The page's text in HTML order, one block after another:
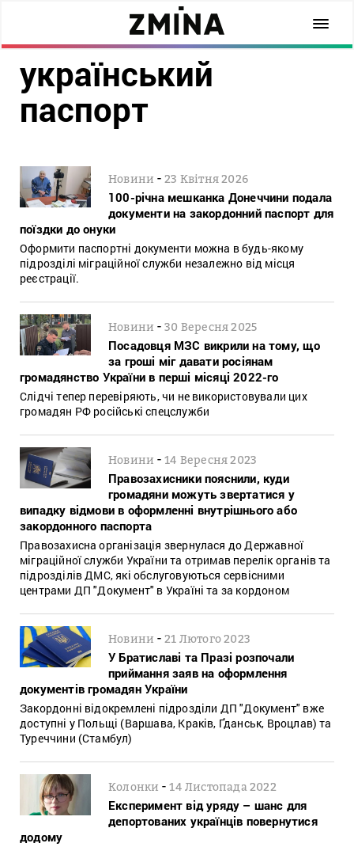
український
паспорт
Новини -23 Квітня 2026
100-річна мешканка Донеччини подала
документи на закордонний паспорт для
поїздки до онуки
Оформити паспортні документи можна в будь-якому
підрозділі міграційної служби незалежно від місця
реєстрації.
Новини -30 Вересня 2025
Посадовця МЗС викрили на тому, що
за гроші міг давати росіянам
громадянство України в перші місяці 2022-го
Слідчі тепер перевіряють, чи не використовували цих
громадян РФ російські спецслужби
Новини -14 Вересня 2023
Правозахисники пояснили, куди
громадяни можуть звертатися у
випадку відмови в оформленні внутрішнього або
закордонного паспорта
Правозахисна організація звернулася до Державної
міграційної служби України та отримав перелік органів та
підрозділів ДМС, які обслуговуються сервісними
центрами ДП "Документ" в Україні та за кордоном
Новини -21 Лютого 2023
У Братиславі та Празі розпочали
приймання заяв на оформлення
документів громадян України
Закордонні відокремлені підрозділи ДП "Документ" вже
доступні у Польщі (Варшава, Краків, Ґданськ, Вроцлав) та
Туреччини (Стамбул)
Колонки -14 Листопада 2022
Експеримент від уряду – шанс для
депортованих українців повернутися
додому